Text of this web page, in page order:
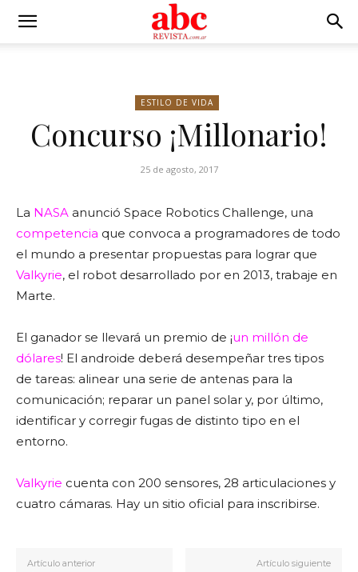
ESTILO DE VIDA
Concurso ¡Millonario!
25 de agosto, 2017
La NASA anunció Space Robotics Challenge, una
competencia que convoca a programadores de todo
el mundo a presentar propuestas para lograr que
Valkyrie, el robot desarrollado por en 2013, trabaje en
Marte.
El ganador se llevará un premio de ¡un millón de
dólares! El androide deberá desempeñar tres tipos
de tareas: alinear una serie de antenas para la
comunicación; reparar un panel solar y, por último,
identificar y corregir fugas de distinto tipo en el
entorno.
Valkyrie cuenta con 200 sensores, 28 articulaciones y
cuatro cámaras. Hay un sitio oficial para inscribirse.
Artículo anterior Artículo siguiente